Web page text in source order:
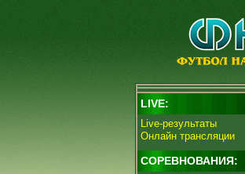
LIVE:
Live-результаты
Онлайн трансляции
СОРЕВНОВАНИЯ: